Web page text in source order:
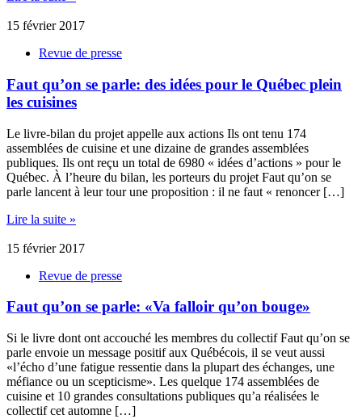
15 février 2017
Revue de presse
Faut qu’on se parle: des idées pour le Québec plein
les cuisines
Le livre-bilan du projet appelle aux actions Ils ont tenu 174
assemblées de cuisine et une dizaine de grandes assemblées
publiques. Ils ont reçu un total de 6980 « idées d’actions » pour le
Québec. À l’heure du bilan, les porteurs du projet Faut qu’on se
parle lancent à leur tour une proposition : il ne faut « renoncer […]
Lire la suite »
15 février 2017
Revue de presse
Faut qu’on se parle: «Va falloir qu’on bouge»
Si le livre dont ont accouché les membres du collectif Faut qu’on se
parle envoie un message positif aux Québécois, il se veut aussi
«l’écho d’une fatigue ressentie dans la plupart des échanges, une
méfiance ou un scepticisme». Les quelque 174 assemblées de
cuisine et 10 grandes consultations publiques qu’a réalisées le
collectif cet automne […]